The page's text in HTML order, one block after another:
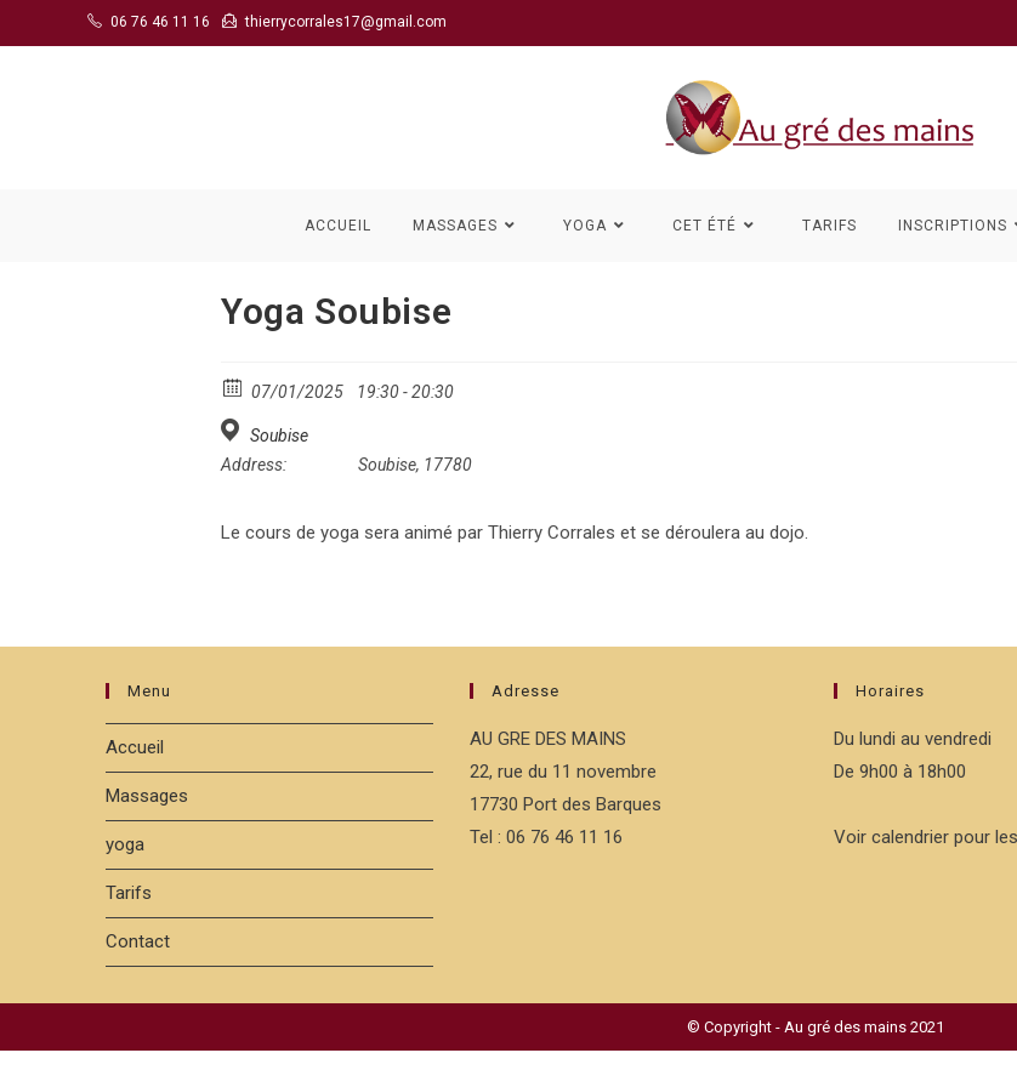
to
06 76 46 11 16 thierrycorrales17@gmail.com
ACCUEIL MASSAGES YOGA CET ÉTÉ TARIFS INSCRIPTIONS
Yoga Soubise
07/01/2025 19:30 - 20:30
Soubise
Address:
Soubise, 17780
Le cours de yoga sera animé par Thierry Corrales et se déroulera au dojo.
Menu
Accueil
Massages
yoga
Tarifs
Contact
Adresse
AU GRE DES MAINS
22, rue du 11 novembre
17730 Port des Barques
Tel : 06 76 46 11 16
Horaires
Du lundi au vendredi
De 9h00 à 18h00
Voir calendrier pour
© Copyright - Au gré des mains 2021